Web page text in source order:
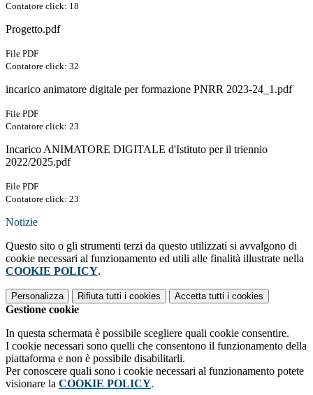
Contatore click: 18
Progetto.pdf
File PDF
Contatore click: 32
incarico animatore digitale per formazione PNRR 2023-24_1.pdf
File PDF
Contatore click: 23
Incarico ANIMATORE DIGITALE d'Istituto per il triennio
2022/2025.pdf
File PDF
Contatore click: 23
Notizie
Questo sito o gli strumenti terzi da questo utilizzati si avvalgono di
cookie necessari al funzionamento ed utili alle finalità illustrate nella
COOKIE POLICY.
Personalizza Rifiuta tutti i cookies Accetta tutti i cookies
Gestione cookie
In questa schermata è possibile scegliere quali cookie consentire.
I cookie necessari sono quelli che consentono il funzionamento della
piattaforma e non è possibile disabilitarli.
Per conoscere quali sono i cookie necessari al funzionamento potete
visionare la COOKIE POLICY.